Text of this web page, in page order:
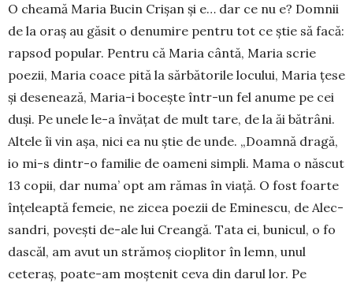
O cheamă Maria Bucin Crișan și e… dar ce nu e? Domnii
de la oraș au găsit o denumire pentru tot ce știe să facă:
rapsod popular. Pentru că Ma­ria cântă, Maria scrie
poezii, Maria coace pită la sărbătorile locului, Maria țese
și de­senează, Maria-i bocește într-un fel anume pe cei
duși. Pe unele le-a învățat de mult tare, de la ăi bătrâni.
Altele îi vin așa, nici ea nu știe de unde. „Doamnă dra­gă,
io mi-s dintr-o familie de oa­meni simpli. Mama o născut
13 co­pii, dar numa’ opt am rămas în viață. O fost foarte
înțeleaptă fe­meie, ne zicea poezii de Eminescu, de Alec­
sandri, povești de-ale lui Crean­gă. Tata ei, bunicul, o fo
das­căl, am avut un strămoș ciopli­tor în lemn, unul
ceteraș, poa­te-am moștenit ceva din darul lor. Pe